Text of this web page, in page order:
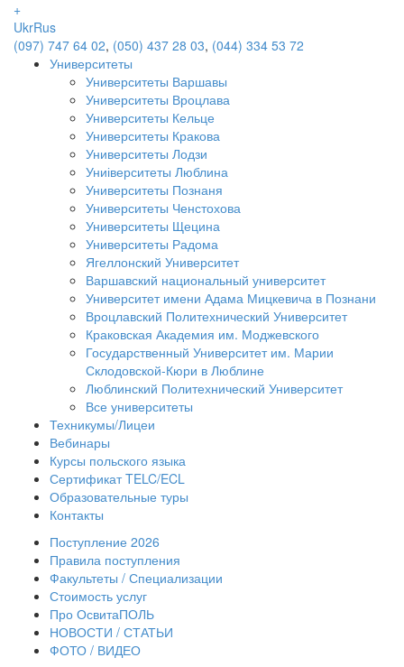
+
UkrRus
(097) 747 64 02, (050) 437 28 03, (044) 334 53 72
Университеты
Университеты Варшавы
Университеты Вроцлава
Университеты Кельце
Университеты Кракова
Университеты Лодзи
Униіверситеты Люблина
Университеты Познаня
Университеты Ченстохова
Университеты Щецина
Университеты Радома
Ягеллонский Университет
Варшавский национальный университет
Университет имени Адама Мицкевича в Познани
Вроцлавский Политехнический Университет
Краковская Академия им. Моджевского
Государственный Университет им. Марии
Склодовской-Кюри в Люблине
Люблинский Политехнический Университет
Все университеты
Техникумы/Лицеи
Вебинары
Курсы польского языка
Сертификат TELC/ECL
Образовательные туры
Контакты
Поступление 2026
Правила поступления
Факультеты / Специализации
Стоимость услуг
Про ОсвитаПОЛЬ
НОВОСТИ / СТАТЬИ
ФОТО / ВИДЕО